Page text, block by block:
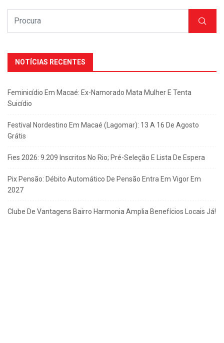
NOTÍCIAS RECENTES
Feminicídio Em Macaé: Ex-Namorado Mata Mulher E Tenta
Suicídio
Festival Nordestino Em Macaé (Lagomar): 13 A 16 De Agosto
Grátis
Fies 2026: 9.209 Inscritos No Rio; Pré-Seleção E Lista De Espera
Pix Pensão: Débito Automático De Pensão Entra Em Vigor Em
2027
Clube De Vantagens Bairro Harmonia Amplia Benefícios Locais Já!